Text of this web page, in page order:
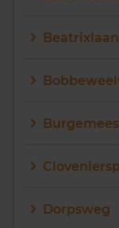
Beatrixlaan
Dorpsweg